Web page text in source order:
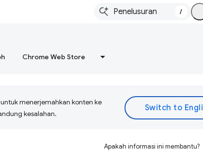
/
Chrome Web Store
menerjemahkan konten ke
kesalahan.
Apakah informasi ini membantu?